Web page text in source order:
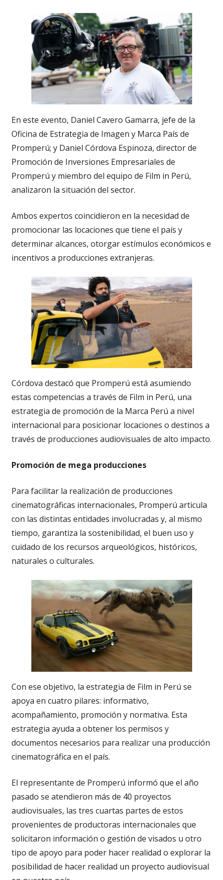
En este evento, Daniel Cavero Gamarra, jefe de la
Oficina de Estrategia de Imagen y Marca País de
Promperú; y Daniel Córdova Espinoza, director de
Promoción de Inversiones Empresariales de
Promperú y miembro del equipo de Film in Perú,
analizaron la situación del sector.
Ambos expertos coincidieron en la necesidad de
promocionar las locaciones que tiene el país y
determinar alcances, otorgar estímulos económicos e
incentivos a producciones extranjeras.
Córdova destacó que Promperú está asumiendo
estas competencias a través de Film in Perú, una
estrategia de promoción de la Marca Perú a nivel
internacional para posicionar locaciones o destinos a
través de producciones audiovisuales de alto impacto.
Promoción de mega producciones
Para facilitar la realización de producciones
cinematográficas internacionales, Promperú articula
con las distintas entidades involucradas y, al mismo
tiempo, garantiza la sostenibilidad, el buen uso y
cuidado de los recursos arqueológicos, históricos,
naturales o culturales.
Con ese objetivo, la estrategia de Film in Perú se
apoya en cuatro pilares: informativo,
acompañamiento, promoción y normativa. Esta
estrategia ayuda a obtener los permisos y
documentos necesarios para realizar una producción
cinematográfica en el país.
El representante de Promperú informó que el año
pasado se atendieron más de 40 proyectos
audiovisuales, las tres cuartas partes de estos
provenientes de productoras internacionales que
solicitaron información o gestión de visados u otro
tipo de apoyo para poder hacer realidad o explorar la
posibilidad de hacer realidad un proyecto audiovisual